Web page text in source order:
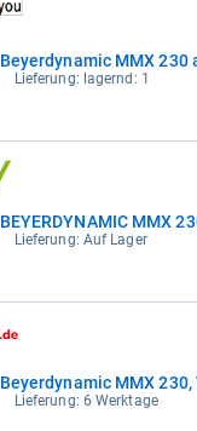
Beyerdynamic MMX
Lieferung: lagernd: 1
BEYERDYNAMIC MMX
Lieferung: Auf Lager
Beyerdynamic MMX
Lieferung: 6 Werktage